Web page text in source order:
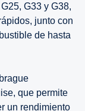
G33 y G38,
junto con
de hasta
que permite
un rendimiento